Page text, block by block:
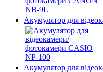
Акумулятор для
Акумулятор для